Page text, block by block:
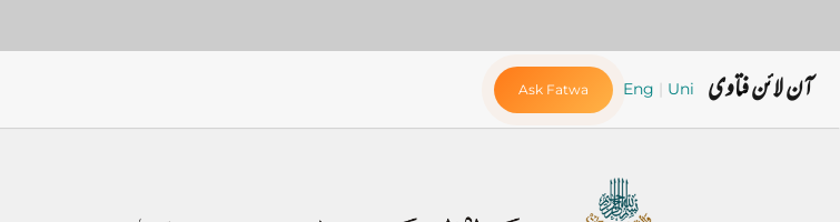
آن لائن فتاوی Eng Uni
Ask Fatwa